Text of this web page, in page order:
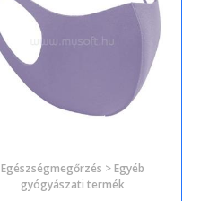
Egészségmegőrzés > Egyéb
gyógyászati termék